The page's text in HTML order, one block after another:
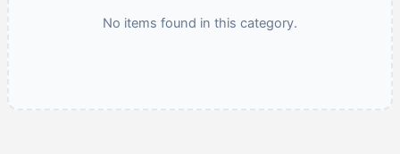
No items found in this category.